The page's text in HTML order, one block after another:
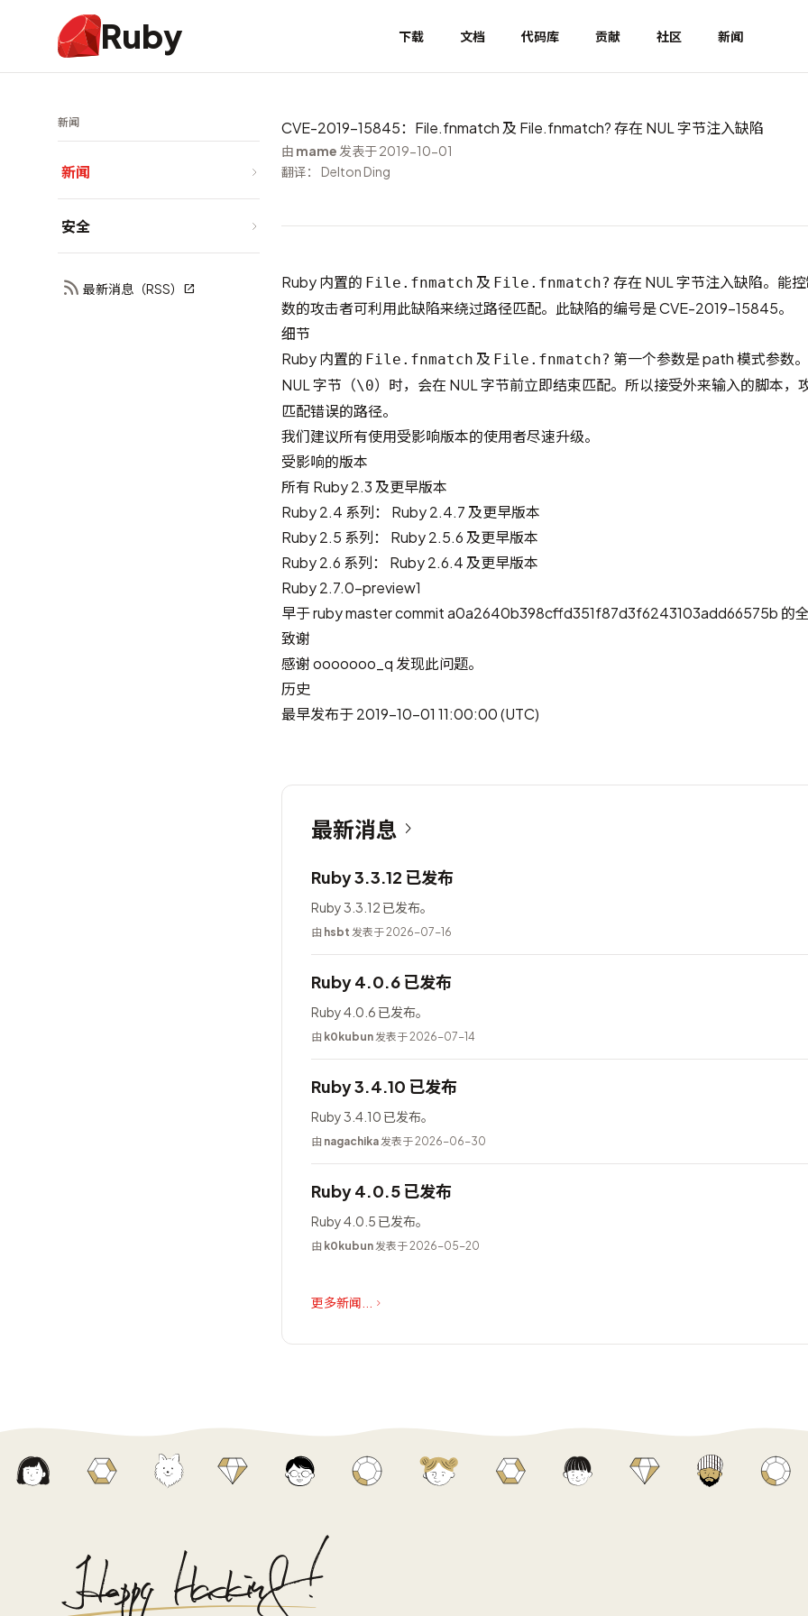
Ruby 下载 文档 代码库 贡献 社区 新闻
新闻
新闻
安全
最新消息（RSS）
CVE-2019-15845：File.fnmatch 及 File.fnmatch? 存在 NUL 字节注入缺陷
由 mame 发表于 2019-10-01
翻译： Delton Ding
Ruby 内置的 File.fnmatch 及 File.fnmatch? 存在 NUL 字节注入缺陷。能
数的攻击者可利用此缺陷来绕过路径匹配。此缺陷的编号是CVE-2019-15845。
细节
Ruby 内置的 File.fnmatch 及 File.fnmatch? 第一个参数是 path 模式参数
NUL 字节（\0）时，会在 NUL 字节前立即结束匹配。所以接受外来输入的脚本，
匹配错误的路径。
我们建议所有使用受影响版本的使用者尽速升级。
受影响的版本
所有 Ruby 2.3 及更早版本
Ruby 2.4 系列： Ruby 2.4.7 及更早版本
Ruby 2.5 系列： Ruby 2.5.6 及更早版本
Ruby 2.6 系列： Ruby 2.6.4 及更早版本
Ruby 2.7.0-preview1
早于 ruby master commit a0a2640b398cffd351f87d3f6243103add66575b 的
致谢
感谢ooooooo_q 发现此问题。
历史
最早发布于 2019-10-01 11:00:00 (UTC)
最新消息
Ruby 3.3.12 已发布
Ruby 3.3.12 已发布。
由 hsbt 发表于 2026-07-16
Ruby 4.0.6 已发布
Ruby 4.0.6 已发布。
由 k0kubun发表于 2026-07-14
Ruby 3.4.10 已发布
Ruby 3.4.10 已发布。
由 nagachika发表于 2026-06-30
Ruby 4.0.5 已发布
Ruby 4.0.5 已发布。
由 k0kubun发表于 2026-05-20
更多新闻...